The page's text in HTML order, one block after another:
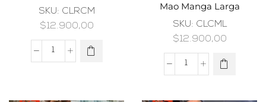
SKU: CLRCM
$12.900,00
Mao Manga Larga
SKU: CLCML
$12.900,00